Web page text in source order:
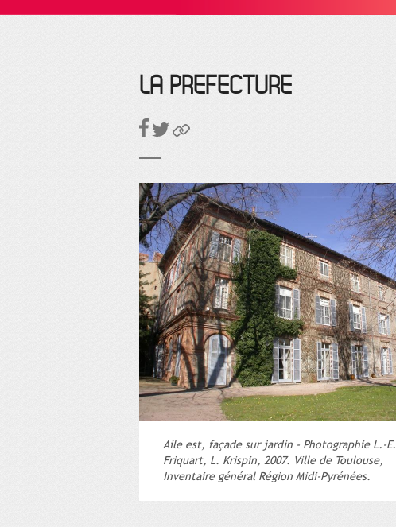
LA PREFECTURE
Aile est, façade sur jardin - Photographie L.-E.
Friquart, L. Krispin, 2007. Ville de Toulouse,
Inventaire général Région Midi-Pyrénées.